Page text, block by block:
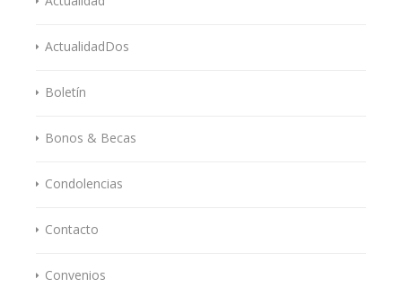
ActualidadDos
Boletín
Bonos & Becas
Condolencias
Contacto
Convenios